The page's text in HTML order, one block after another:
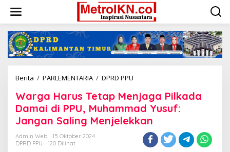
konten
Berita / PARLEMENTARIA / DPRD PPU
Tetap
Menjaga
Pilkada
Damai
PPU,
Warga Harus Tetap Menjaga Pilkada
Damai di PPU, Muhammad Yusuf:
Jangan Saling Menjelekkan
Admin Web
15 Oktober 2024
DPRD PPU
120 Dilihat